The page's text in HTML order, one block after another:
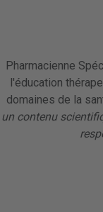
Pharmacienne
l'éducation
domaines de la
un contenu